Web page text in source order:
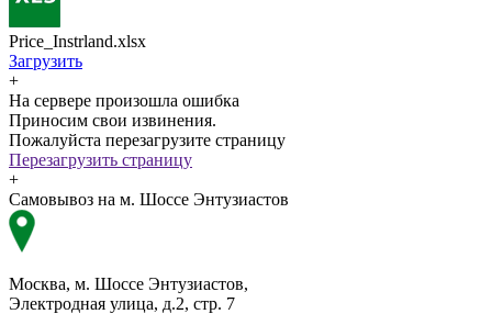
Price_Instrland.xlsx
Загрузить
+
На сервере произошла ошибка
Приносим свои извинения.
Пожалуйста перезагрузите страницу
Перезагрузить страницу
+
Самовывоз на м. Шоссе Энтузиастов
Москва, м. Шоссе Энтузиастов,
Электродная улица, д.2, стр. 7